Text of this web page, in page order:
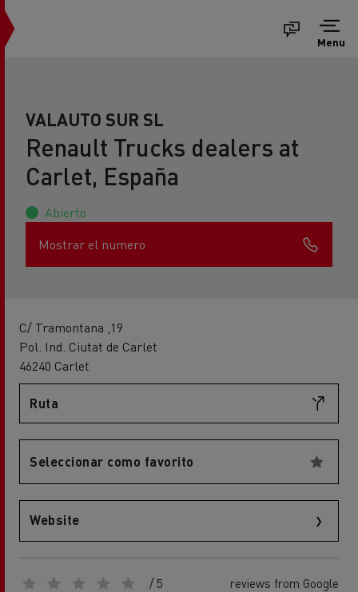
Menu
VALAUTO SUR SL
Renault Trucks dealers at
Carlet, España
Abierto
Mostrar el numero
C/ Tramontana ,19
Pol. Ind. Ciutat de Carlet
46240 Carlet
Ruta
Seleccionar como favorito
Website
/ 5 reviews from Google